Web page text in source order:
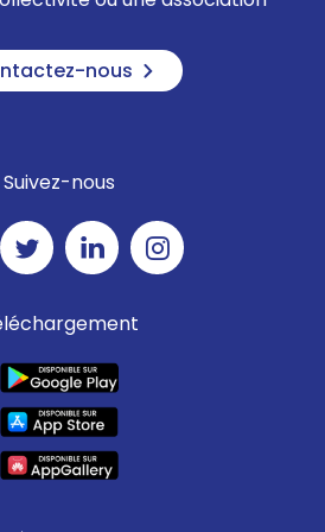
remercions de
clients d’Enedis
nous
Suivez-nous